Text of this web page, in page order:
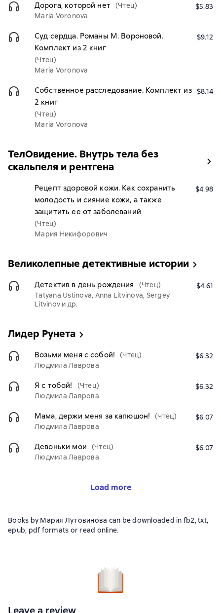
Дорога, которой нет (Чтец)
Maria Voronova
$5.83
Суд сердца. Романы М. Вороновой.
Комплект из 2 книг
(Чтец)
Maria Voronova
$9.12
Собственное расследование. Комплект из
2 книг
(Чтец)
Maria Voronova
$8.14
ТелОвидение. Внутрь тела без
скальпеля и рентгена
Рецепт здоровой кожи. Как сохранить
молодость и сияние кожи, а также
защитить ее от заболеваний
(Чтец)
Мария Никифорович
$4.98
Великолепные детективные истории
Детектив в день рождения
(Чтец)
Tatyana Ustinova, Anna Litvinova, Sergey
Litvinov и др.
$4.61
Лидер Рунета
Возьми меня с собой!
(Чтец)
Людмила Лаврова
$6.32
Я с тобой!
(Чтец)
Людмила Лаврова
$6.32
Мама, держи меня за капюшон!
(Чтец)
Людмила Лаврова
$6.07
Девоньки мои
(Чтец)
Людмила Лаврова
$6.07
Load more
Books by Мария Лутовинова can be downloaded in fb2, txt,
epub, pdf formats or read online.